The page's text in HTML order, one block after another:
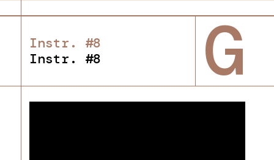
Instr. #8
Instr. #8
G